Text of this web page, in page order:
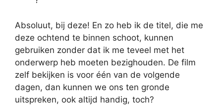
Absoluut, bij deze! En zo heb ik de titel, die me
deze ochtend te binnen schoot, kunnen
gebruiken zonder dat ik me teveel met het
onderwerp heb moeten bezighouden. De film
zelf bekijken is voor één van de volgende
dagen, dan kunnen we ons ten gronde
uitspreken, ook altijd handig, toch?